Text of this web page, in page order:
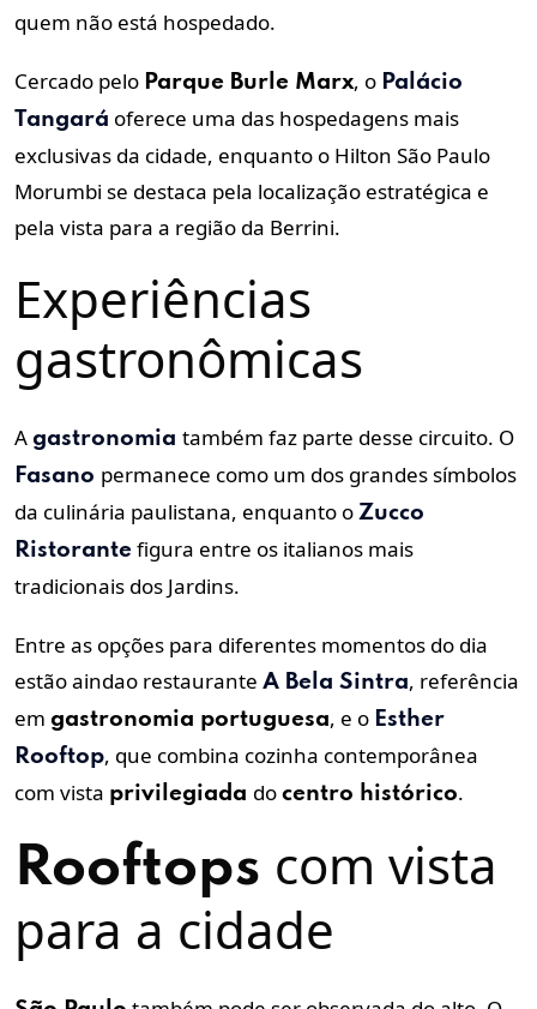
quem não está hospedado.
Cercado pelo Parque Burle Marx, o Palácio
Tangará oferece uma das hospedagens mais
exclusivas da cidade, enquanto o Hilton São Paulo
Morumbi se destaca pela localização estratégica e
pela vista para a região da Berrini.
Experiências
gastronômicas
A gastronomia também faz parte desse circuito. O
Fasano permanece como um dos grandes símbolos
da culinária paulistana, enquanto o Zucco
Ristorante figura entre os italianos mais
tradicionais dos Jardins.
Entre as opções para diferentes momentos do dia
estão aindao restaurante A Bela Sintra, referência
em gastronomia portuguesa, e o Esther
Rooftop, que combina cozinha contemporânea
com vista privilegiada do centro histórico.
Rooftops com vista
para a cidade